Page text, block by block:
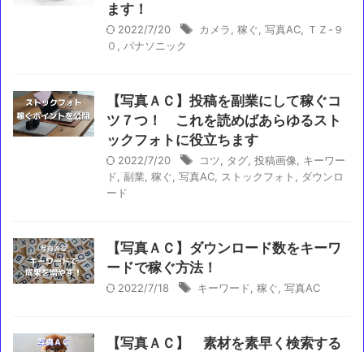
ます！
2022/7/20 カメラ 稼ぐ 写真AC
ＴＺ-９
０
パナソニック
【写真ＡＣ】投稿を副業にして稼ぐコ
ツ７つ！ これを読めばあらゆるスト
ックフォトに役立ちます
2022/7/20 コツ タグ 投稿画像
キーワー
ド
副業 稼ぐ 写真AC ストックフォト
ダウンロ
ード
【写真ＡＣ】ダウンロード数をキーワ
ードで稼ぐ方法！
2022/7/18 キーワード 稼ぐ 写真AC
【写真ＡＣ】 素材を素早く検索する